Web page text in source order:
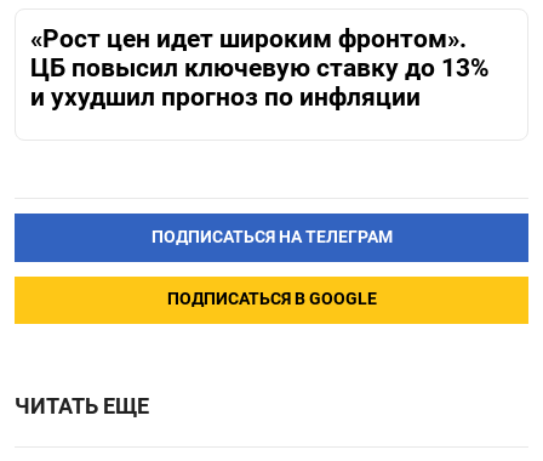
«Рост цен идет широким фронтом».
ЦБ повысил ключевую ставку до 13%
и ухудшил прогноз по инфляции
ПОДПИСАТЬСЯ НА ТЕЛЕГРАМ
ПОДПИСАТЬСЯ В GOOGLE
ЧИТАТЬ ЕЩЕ